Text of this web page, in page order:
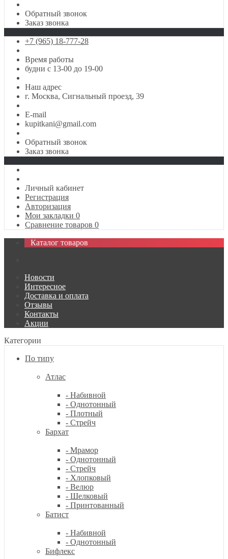
Обратный звонок
Заказ звонка
+7 (965) 18-777-28
Время работы
будни с 13-00 до 19-00
Наш адрес
г. Москва, Сигнальный проезд, 39
E-mail
kupitkani@gmail.com
Обратный звонок
Заказ звонка
Личный кабинет
Регистрация
Авторизация
Мои закладки 0
Сравнение товаров 0
Каталог товаров
Новости
Интересное
Доставка и оплата
Отзывы
Контакты
Акции
Категории
По типу
Атлас
- Набивной
- Однотонный
- Плотный
- Стрейч
Бархат
- Мрамор
- Однотонный
- Стрейч
- Хлопковый
- Велюр
- Шелковый
- Принтованный
Батист
- Набивной
- Однотонный
Бифлекс